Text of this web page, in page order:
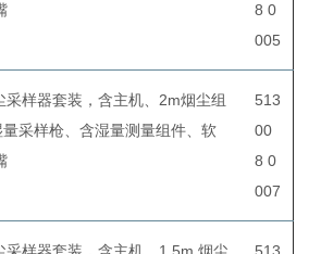
8 0
005
样器套装，含主机、2m烟尘组
采样枪、含湿量测量组件、软
513
00
8 0
007